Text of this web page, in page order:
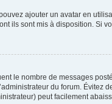
ajouter un avatar en
ils sont mis à disposition. Si
le nombre de messages
du forum.
peut facilement